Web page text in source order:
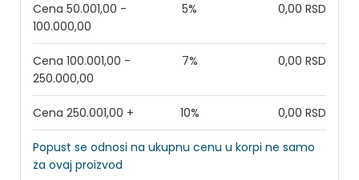
Cena 50.001,00 -
100.000,00
5% 0,00 RSD
Cena 100.001,00 -
250.000,00
7% 0,00 RSD
Cena 250.001,00 + 10% 0,00 RSD
Popust se odnosi na ukupnu cenu u korpi ne samo
za ovaj proizvod